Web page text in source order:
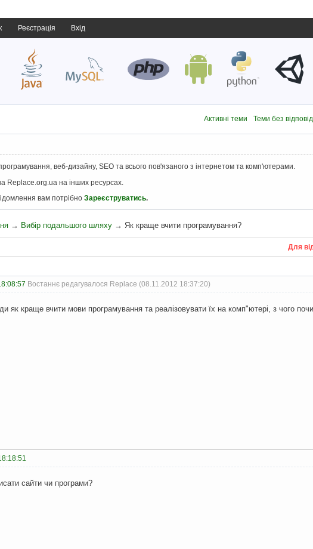
Реєстрація Вхід
Активні теми Теми без
веб-дизайну, SEO та всього пов'язаного з інтернетом та комп'ютерами.
Replace.org.ua на інших ресурсах.
вам потрібно Зареєструватись.
→ Вибір подальшого шляху → Як краще вчити програмування?
Для
Востаннє редагувалося Replace (08.11.2012 18:37:20)
як краще вчити мови програмування та реалізовувати їх на комп"ютері, з чого
сайти чи програми?